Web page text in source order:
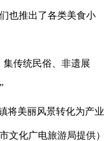
也推出了各类美食小
传统民俗、非遗展
将美丽风景转化为产业
文化广电旅游局提供）